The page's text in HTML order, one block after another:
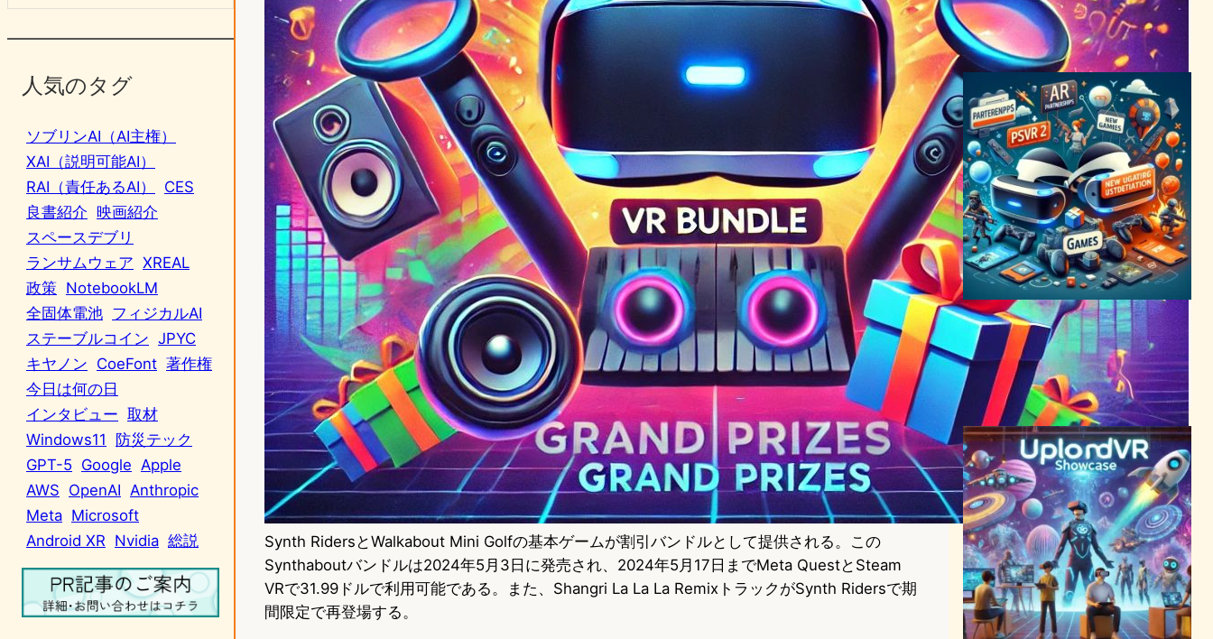
人気のタグ
ソブリンAI（AI主権）
XAI（説明可能AI）
RAI（責任あるAI）
CES
良書紹介 映画紹介
スペースデブリ
ランサムウェア XREAL
政策 NotebookLM
全固体電池 フィジカルAI
ステーブルコイン JPYC
キヤノン CoeFont 著作権
今日は何の日
インタビュー 取材
Windows11
防災テック
GPT-5 Google Apple
AWS OpenAI Anthropic
Meta Microsoft
Android XR Nvidia 総説
Synth RidersとWalkabout Mini Golfの基本ゲームが割引バンドルとして提供される。この
Synthaboutバンドルは2024年5月3日に発売され、2024年5月17日までMeta QuestとSteam
VRで31.99ドルで利用可能である。また、Shangri La La La RemixトラックがSynth Ridersで期
間限定で再登場する。
VR/ARニュース
2025年9月1日12:00
ARパートナーシップとPSVR
2割引がVR界を席巻、新ゲー
ムも続々登場
VR/ARニュース
2024年6月1日20:19